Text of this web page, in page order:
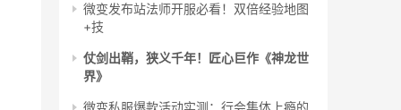
微变发布站法师开服必看！双倍经验地图
+技
仗剑出鞘，狭义千年！匠心巨作《神龙世
界》
微变私服爆款活动实测：行会集体上瘾的